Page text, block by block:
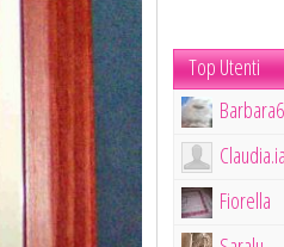
Top Utenti
Fiorella